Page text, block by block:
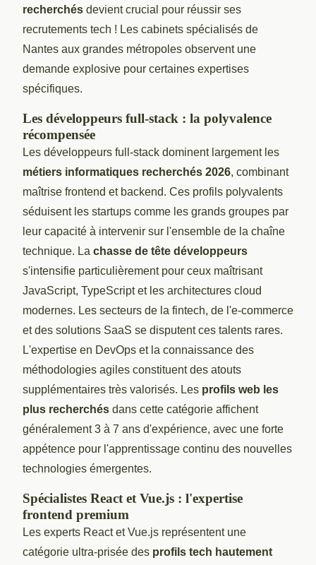
recherchés devient crucial pour réussir ses
recrutements tech ! Les cabinets spécialisés de
Nantes aux grandes métropoles observent une
demande explosive pour certaines expertises
spécifiques.
Les développeurs full-stack : la polyvalence
récompensée
Les développeurs full-stack dominent largement les
métiers informatiques recherchés 2026, combinant
maîtrise frontend et backend. Ces profils polyvalents
séduisent les startups comme les grands groupes par
leur capacité à intervenir sur l'ensemble de la chaîne
technique. La chasse de tête développeurs
s'intensifie particulièrement pour ceux maîtrisant
JavaScript, TypeScript et les architectures cloud
modernes. Les secteurs de la fintech, de l'e-commerce
et des solutions SaaS se disputent ces talents rares.
L'expertise en DevOps et la connaissance des
méthodologies agiles constituent des atouts
supplémentaires très valorisés. Les profils web les
plus recherchés dans cette catégorie affichent
généralement 3 à 7 ans d'expérience, avec une forte
appétence pour l'apprentissage continu des nouvelles
technologies émergentes.
Spécialistes React et Vue.js : l'expertise
frontend premium
Les experts React et Vue.js représentent une
catégorie ultra-prisée des profils tech hautement